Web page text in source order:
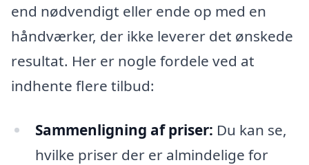
end nødvendigt eller ende op med en
håndværker, der ikke leverer det ønskede
resultat. Her er nogle fordele ved at
indhente flere tilbud:
Sammenligning af priser: Du kan se,
hvilke priser der er almindelige for